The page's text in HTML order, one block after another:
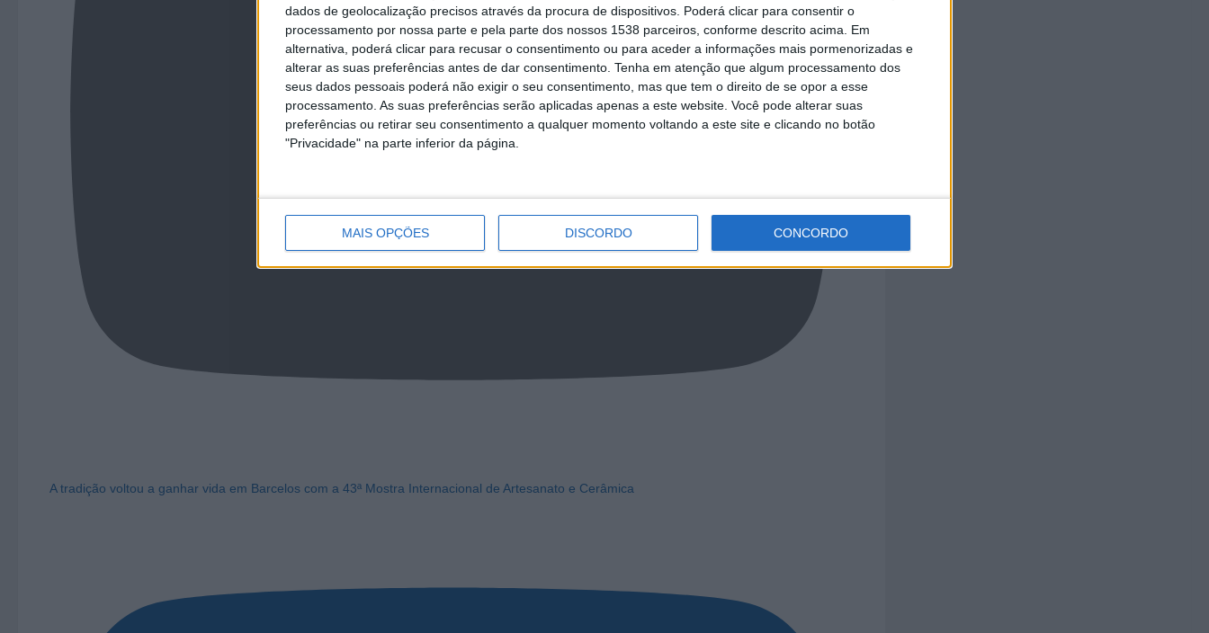
dados de geolocalização precisos através da procura de dispositivos. Poderá clicar para consentir o
processamento por nossa parte e pela parte dos nossos 1538 parceiros, conforme descrito acima. Em
alternativa, poderá clicar para recusar o consentimento ou para aceder a informações mais pormenorizadas e
alterar as suas preferências antes de dar consentimento. Tenha em atenção que algum processamento dos
seus dados pessoais poderá não exigir o seu consentimento, mas que tem o direito de se opor a esse
processamento. As suas preferências serão aplicadas apenas a este website. Você pode alterar suas
preferências ou retirar seu consentimento a qualquer momento voltando a este site e clicando no botão
"Privacidade" na parte inferior da página.
MAIS OPÇÕES DISCORDO CONCORDO
A tradição voltou a ganhar vida em Barcelos com a 43ª Mostra Internacional de Artesanato e Cerâmica